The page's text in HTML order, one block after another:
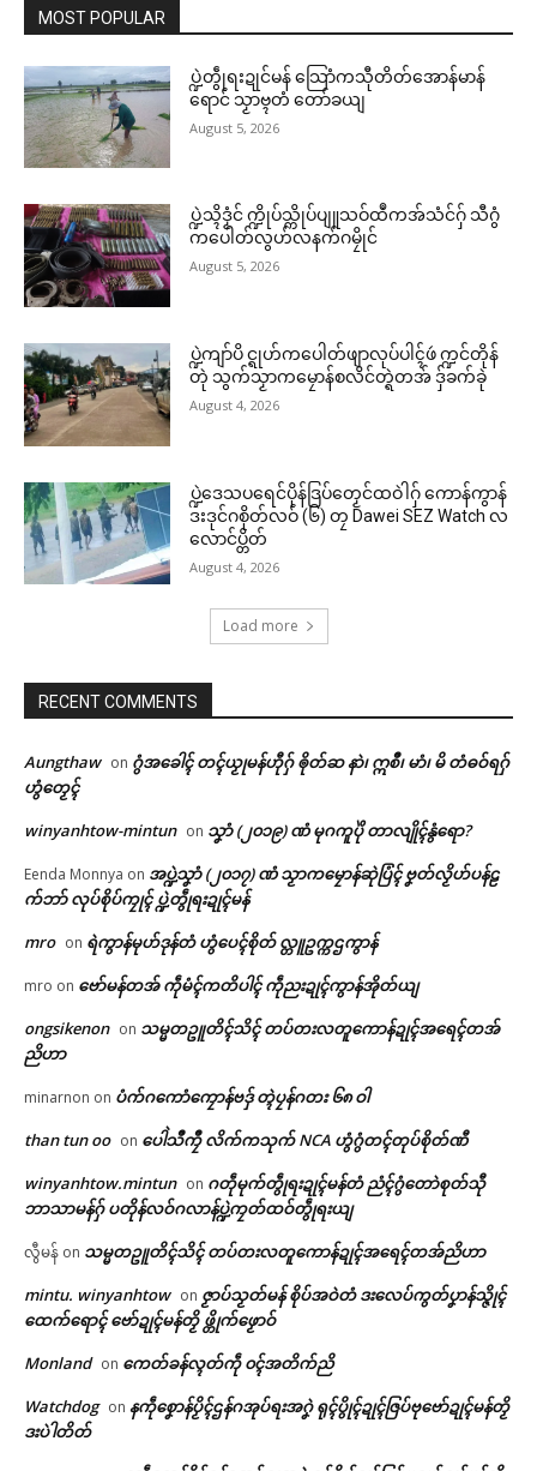
ဌာန်ပရိုၚ်ဗၠးၜးမန်
ရုဲစှ်
Related
MOST POPULAR
ပ္ဍဲတွဵုရးဍုင်မန် သြောံကသီုတိတ်အောန်မာန်
ရောင် သၟာဗ္ၚတံ တော်ခယျ
August 5, 2026
ပ္ဍဲသ္ၚိဒၟံင် က္ဍိုပ်သ္ကိုပ်ပျူသဝ်ထဳကအ်သံင်ဂှ် သီဂွံ
ကပေါတ်လွဟ်လနက်ဂမၠိုင်
August 5, 2026
ပ္ဍဲကျာ်ပိ င္ရုဟ်ကပေါတ်ဖျာလုပ်ပါၚ်ဖဴ က္ဍင်တိုန်
တုဲ သွက်သၟာကမၠောန်စလိင်တ္ရဲတအ် ဒှ်ခက်ခုဲ
August 4, 2026
ပ္ဍဲဒေသပရေင်ပိုန်ဒြပ်တၟေင်ထဝဲါဂှ် ကောန်ကွာန်
ဒးဒုင်ဂစိုတ်လဝ် (၆) တၠ Dawei SEZ Watch လ
လောင်ပ္တိတ်
August 4, 2026
Load more
RECENT COMMENTS
Aungthaw on ဂွံအခေါၚ် တၚ်ယၟုမန်ဟီုဂှ် ၜိုတ်ဆ နာဲ၊ ဣစဳ၊ မာံ၊ မိ တံဓဝ်ရဂှ်
ဟွံတၟေၚ်
winyanhtow-mintun on သၞာံ (၂၀၁၉) ဏံ မုဂကူပိုဲ တာလျိုၚ်နွံရော?
Eenda Monnya on အပ္ဍဲသၞာံ (၂၀၁၇) ဏံ သၟာကမၠောန်ဆုဲပြံၚ် ဗၞတ်လၟိဟ်ပန်ဠ
က်ဘာ် လုပ်စိုပ်ကၠုၚ် ပ္ဍဲတွဵုရးဍုၚ်မန်
mro on ရဲကွာန်မုဟ်ဒုန်တံ ဟွံပေၚ်စိုတ် လ္တူဥက္ကဌကွာန်
mro on ဗော်မန်တအ် ကဵုမံၚ်ကတိပါၚ် ကဵုညးဍုၚ်ကွာန်အိုတ်ယျ
ongsikenon on သမ္မတဥူတိၚ်သိၚ် တပ်တးလတူကောန်ဍုၚ်အရေၚ်တအ်
ညိဟာ
minarnon on ပံက်ဂကောံကၠောန်ဗဒှ် တ္ၚဲပၠန်ဂတး ၆၈ ဝါ
than tun oo on ပေါဲသဳကၠဳ လိက်ကသုက် NCA ဟွံဂွံတၚ်တုပ်စိုတ်ဏီ
winyanhtow.mintun on ဂတဵုမုက်တွဵုရးဍုၚ်မန်တံ ညံၚ်ဂွံတောဲစုတ်သီု
ဘာသာမန်ဂှ် ပတိုန်လဝ်ဂလာန်ပ္ဍဲကၠတ်ထဝ်တွဵုရးယျ
လွီမန် on သမ္မတဥူတိၚ်သိၚ် တပ်တးလတူကောန်ဍုၚ်အရေၚ်တအ်ညိဟာ
mintu. winyanhtow on ဇၟာပ်သၟတ်မန် စိုပ်အဝဲတံ ဒးလေပ်ကွတ်ပၞာန်သ္ဇိုၚ်
ထေက်ရောၚ် ဗော်ဍုၚ်မန်တၟိ ဖ္တိုက်ဖၟောဝ်
Monland on ကေတ်ခန်လ္ၚတ်ကဵု ၀ၚ်အတိက်ညိ
Watchdog on နကဵုစၞောန်ပၟိၚ်ဌန်ဂအုပ်ရးအဂၞဲ ရုၚ်ပွိုၚ်ဍုၚ်ဇြပ်ဗုဗော်ဍုၚ်မန်တၟိ
ဒးပဲါတိတ်